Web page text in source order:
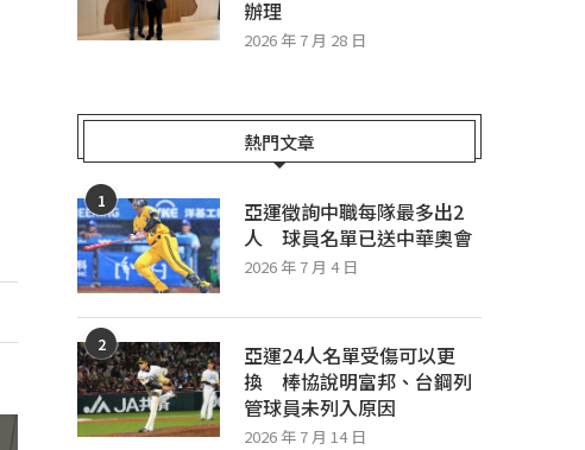
辦理
2026 年 7 月 28 日
熱門文章
1
亞運徵詢中職每隊最多出2
人 球員名單已送中華奧會
2026 年 7 月 4 日
2
亞運24人名單受傷可以更
換 棒協說明富邦、台鋼列
管球員未列入原因
2026 年 7 月 14 日